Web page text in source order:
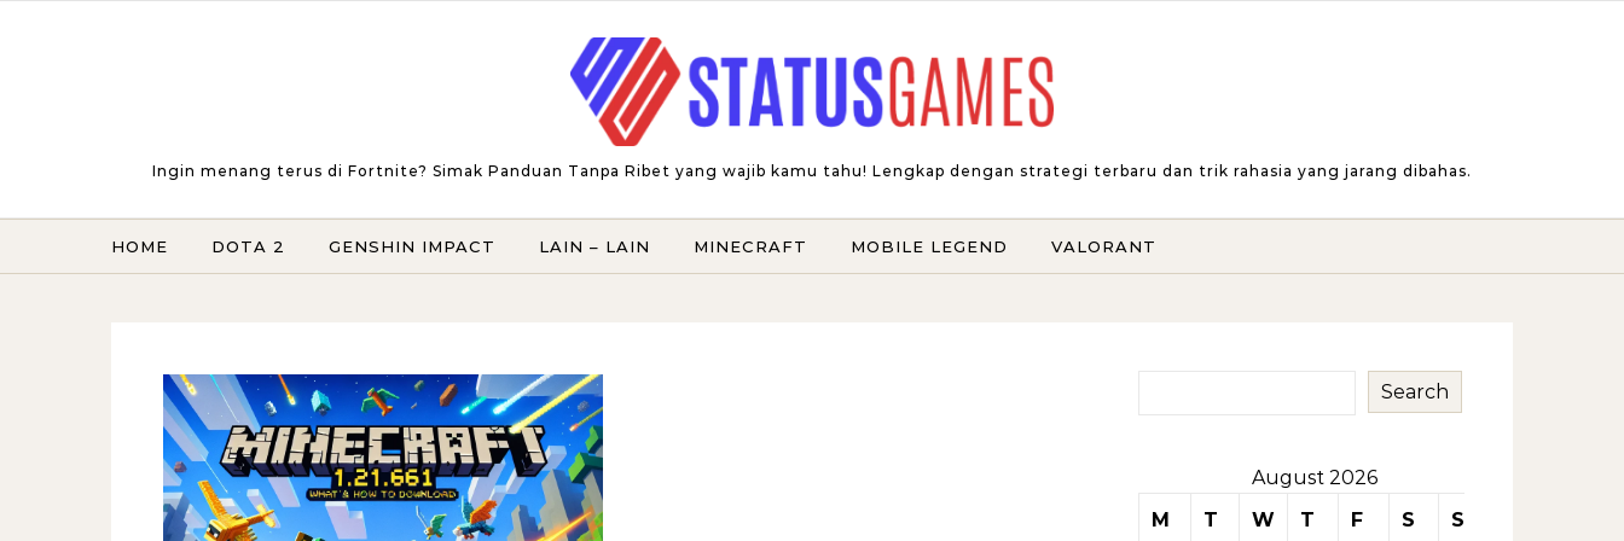
Ingin menang terus di Fortnite? Simak Panduan Tanpa Ribet yang wajib kamu tahu! Lengkap dengan strategi terbaru dan trik rahasia yang jarang dibahas.
HOME DOTA 2 GENSHIN IMPACT LAIN – LAIN MINECRAFT MOBILE LEGEND VALORANT
Search
August 2026
M
T W T F S S